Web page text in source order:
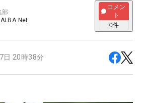
部
ALBA Net
コメン
ト
0件
日 20時38分